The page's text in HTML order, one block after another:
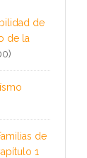
de
de la
de
1